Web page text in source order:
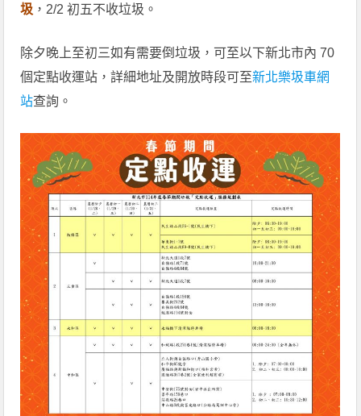
圾 ，2/2 初五不收垃圾。
除夕晚上至初三如有需要倒垃圾，可至以下新北市內 70
個定點收運站，詳細地址及開放時段可至新北樂圾車網
站查詢。